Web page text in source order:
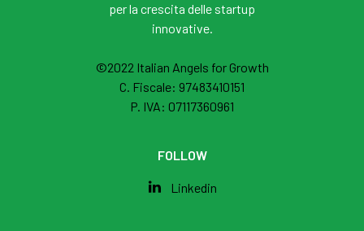
per la crescita delle startup
innovative.
©2022 Italian Angels for Growth
C. Fiscale: 97483410151
P. IVA: 07117360961
FOLLOW
Linkedin